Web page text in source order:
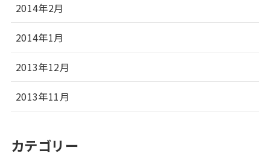
2014年2月
2014年1月
2013年12月
2013年11月
カテゴリー